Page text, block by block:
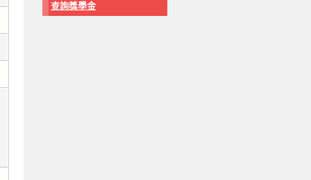
查詢獎學金